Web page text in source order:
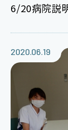
6/20病院説
2020.06.19